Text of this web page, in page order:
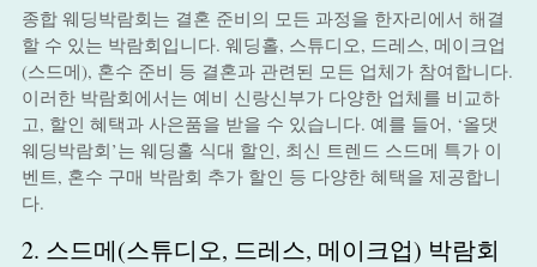
종합 웨딩박람회는 결혼 준비의 모든 과정을 한자리에서 해결
할 수 있는 박람회입니다. 웨딩홀, 스튜디오, 드레스, 메이크업
(스드메), 혼수 준비 등 결혼과 관련된 모든 업체가 참여합니다.
이러한 박람회에서는 예비 신랑신부가 다양한 업체를 비교하
고, 할인 혜택과 사은품을 받을 수 있습니다. 예를 들어, ‘올댓
웨딩박람회’는 웨딩홀 식대 할인, 최신 트렌드 스드메 특가 이
벤트, 혼수 구매 박람회 추가 할인 등 다양한 혜택을 제공합니
다.
2. 스드메(스튜디오, 드레스, 메이크업) 박람회